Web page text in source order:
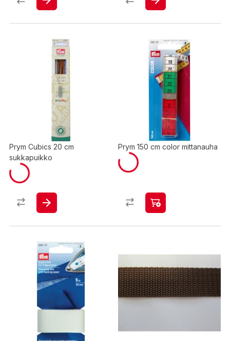
Prym Cubics 20 cm
sukkapuikko
Prym 150 cm color mittanauha